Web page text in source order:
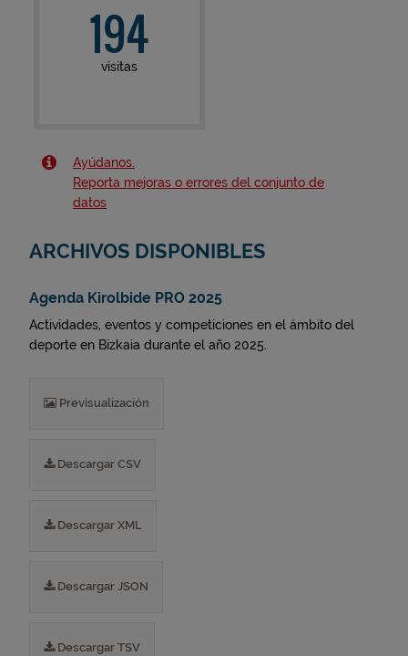
194
visitas
Ayúdanos.
Reporta mejoras o errores del conjunto de
datos
ARCHIVOS DISPONIBLES
Agenda Kirolbide PRO 2025
Actividades, eventos y competiciones en el ámbito del
deporte en Bizkaia durante el año 2025.
Previsualización
Descargar CSV
Descargar XML
Descargar JSON
Descargar TSV